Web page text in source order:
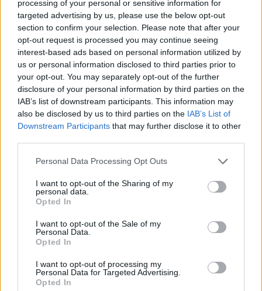
processing of your personal or sensitive information for
targeted advertising by us, please use the below opt-out
section to confirm your selection. Please note that after your
opt-out request is processed you may continue seeing
interest-based ads based on personal information utilized by
us or personal information disclosed to third parties prior to
your opt-out. You may separately opt-out of the further
disclosure of your personal information by third parties on the
IAB’s list of downstream participants. This information may
also be disclosed by us to third parties on the IAB’s List of
Downstream Participants that may further disclose it to other
Personal Data Processing Opt Outs
I want to opt-out of the Sharing of my
personal data.
Opted In
I want to opt-out of the Sale of my
Personal Data.
Opted In
I want to opt-out of processing my
Personal Data for Targeted Advertising.
Opted In
2026-08-06 KL. 08:40